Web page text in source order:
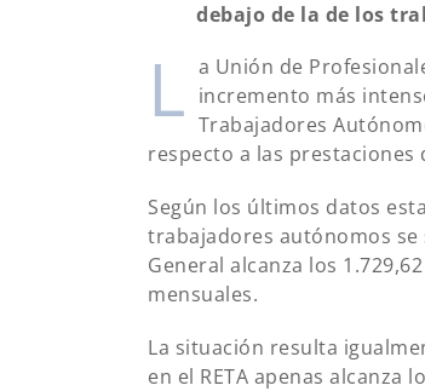
debajo de la de los
L a Unión de
incremento más
Trabajadores
respecto a las prestaciones
Según los últimos datos
trabajadores autónomos se
General alcanza los
mensuales.
La situación resulta
en el RETA apenas alcanza